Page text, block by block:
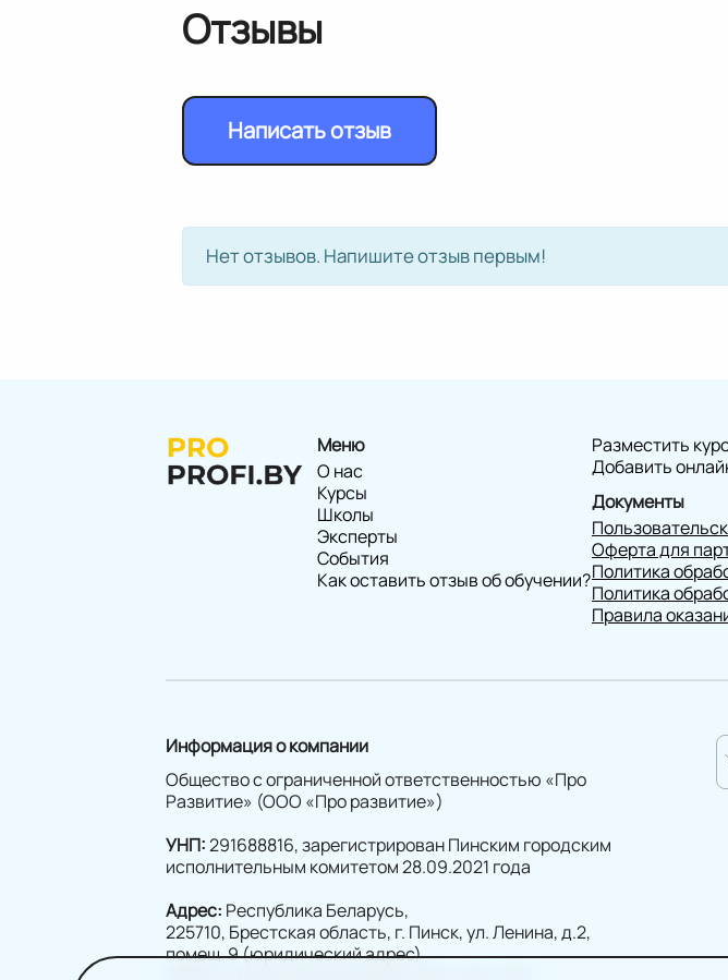
Отзывы
Написать отзыв
Нет отзывов. Напишите отзыв первым!
Меню
О нас
Курсы
Школы
Эксперты
События
Как оставить отзыв об обучении?
Разместить
Добавить
Документы
Оферта для
Политика
Политика
Правила
Информация о компании
Общество с ограниченной ответственностью «Про
Развитие» (ООО «Про развитие»)
УНП:291688816, зарегистрирован Пинским городским
исполнительным комитетом 28.09.2021 года
Адрес: Республика Беларусь,
225710, Брестская область, г. Пинск, ул. Ленина, д.2,
помещ. 9 (юридический адрес)